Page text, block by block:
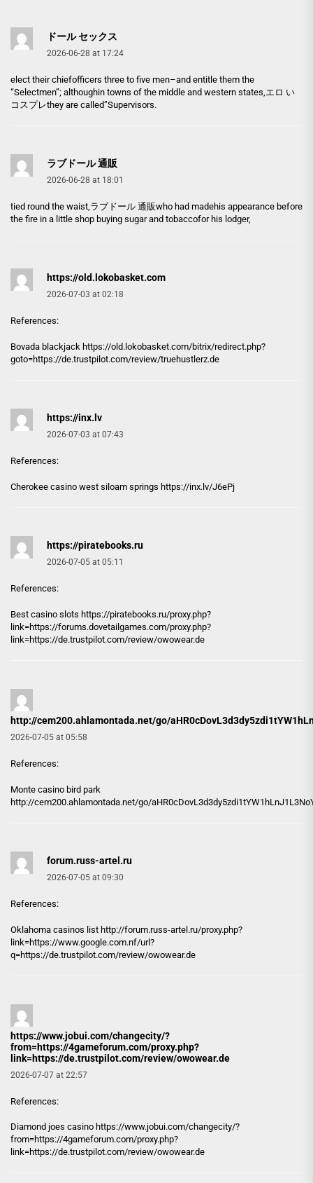
ドール セックス
2026-06-28 at 17:24
elect their chiefofficers three to five men–and entitle them the
“Selectmen”; althoughin towns of the middle and western states,エロ い
コスプレthey are called”Supervisors.
ラブドール 通販
2026-06-28 at 18:01
tied round the waist,ラブドール 通販who had madehis appearance before
the fire in a little shop buying sugar and tobaccofor his lodger,
https://old.lokobasket.com
2026-07-03 at 02:18
References:
Bovada blackjack https://old.lokobasket.com/bitrix/redirect.php?
goto=https://de.trustpilot.com/review/truehustlerz.de
https://inx.lv
2026-07-03 at 07:43
References:
Cherokee casino west siloam springs https://inx.lv/J6ePj
https://piratebooks.ru
2026-07-05 at 05:11
References:
Best casino slots https://piratebooks.ru/proxy.php?
link=https://forums.dovetailgames.com/proxy.php?
link=https://de.trustpilot.com/review/owowear.de
http://cem200.ahlamontada.net/go/
2026-07-05 at 05:58
References:
Monte casino bird park
http://cem200.ahlamontada.net/go/
forum.russ-artel.ru
2026-07-05 at 09:30
References:
Oklahoma casinos list http://forum.russ-artel.ru/proxy.php?
link=https://www.google.com.nf/url?
q=https://de.trustpilot.com/review/owowear.de
https://www.jobui.com/changecity/?
from=https://4gameforum.com/proxy.php?
link=https://de.trustpilot.com/review/owowear.de
2026-07-07 at 22:57
References:
Diamond joes casino https://www.jobui.com/changecity/?
from=https://4gameforum.com/proxy.php?
link=https://de.trustpilot.com/review/owowear.de